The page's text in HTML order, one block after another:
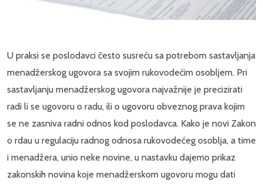
U praksi se poslodavci često susreću sa potrebom sastavljanja
menadžerskog ugovora sa svojim rukovodećim osobljem. Pri
sastavljanju menadžerskog ugovora najvažnije je precizirati
radi li se ugovoru o radu, ili o ugovoru obveznog prava kojim
se ne zasniva radni odnos kod poslodavca. Kako je novi Zakon
o rdau u regulaciju radnog odnosa rukovodećeg osoblja, a time
i menadžera, unio neke novine, u nastavku dajemo prikaz
zakonskih novina koje menadžerskom ugovoru mogu dati